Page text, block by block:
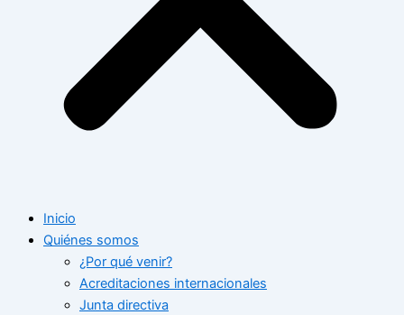
Inicio
Quiénes somos
¿Por qué venir?
Acreditaciones internacionales
Junta directiva